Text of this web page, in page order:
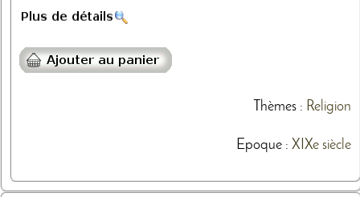
Thèmes: Religion
Epoque : XIXe siècle